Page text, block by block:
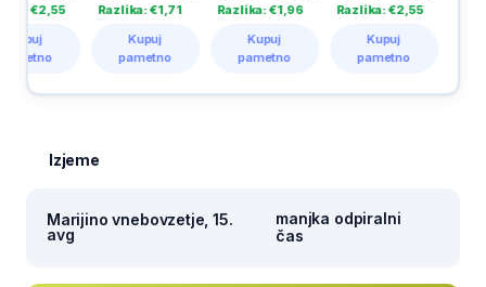
€2,55
Razlika: €1,71
Kupuj
pametno
Razlika: €1,96
Kupuj
pametno
Razlika: €2,55
Kupuj
pametno
Izjeme
Marijino vnebovzetje, 15.
avg
manjka odpiralni
čas